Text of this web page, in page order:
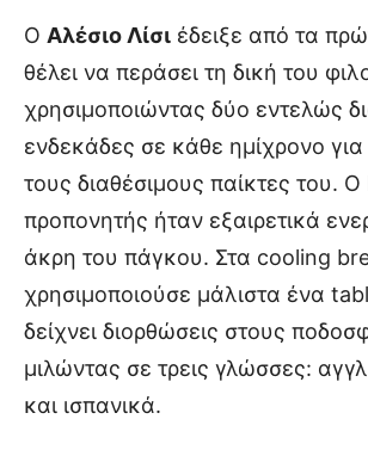
Ο Αλέσιο Λίσι έδειξε από τα
θέλει να περάσει τη δική του
χρησιμοποιώντας δύο εντελώς
ενδεκάδες σε κάθε ημίχρονο
τους διαθέσιμους παίκτες του. Ο
προπονητής ήταν εξαιρετικά
άκρη του πάγκου. Στα cooling
χρησιμοποιούσε μάλιστα ένα
δείχνει διορθώσεις στους
μιλώντας σε τρεις γλώσσες:
και ισπανικά.